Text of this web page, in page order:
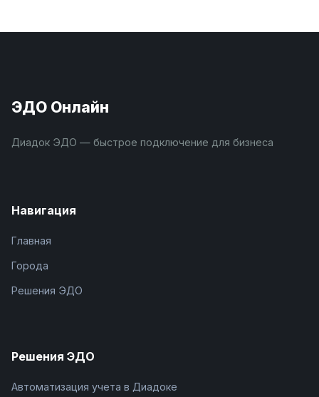
ЭДО Онлайн
Диадок ЭДО — быстрое подключение для бизнеса
Навигация
Главная
Города
Решения ЭДО
Решения ЭДО
Автоматизация учета в Диадоке